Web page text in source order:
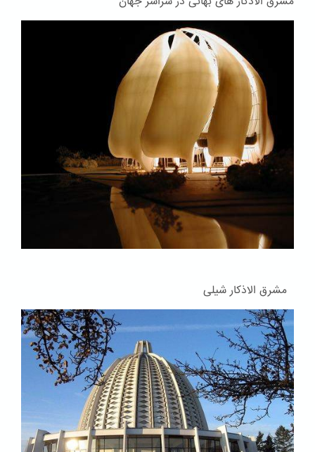
مشرق الاذکار شیلی